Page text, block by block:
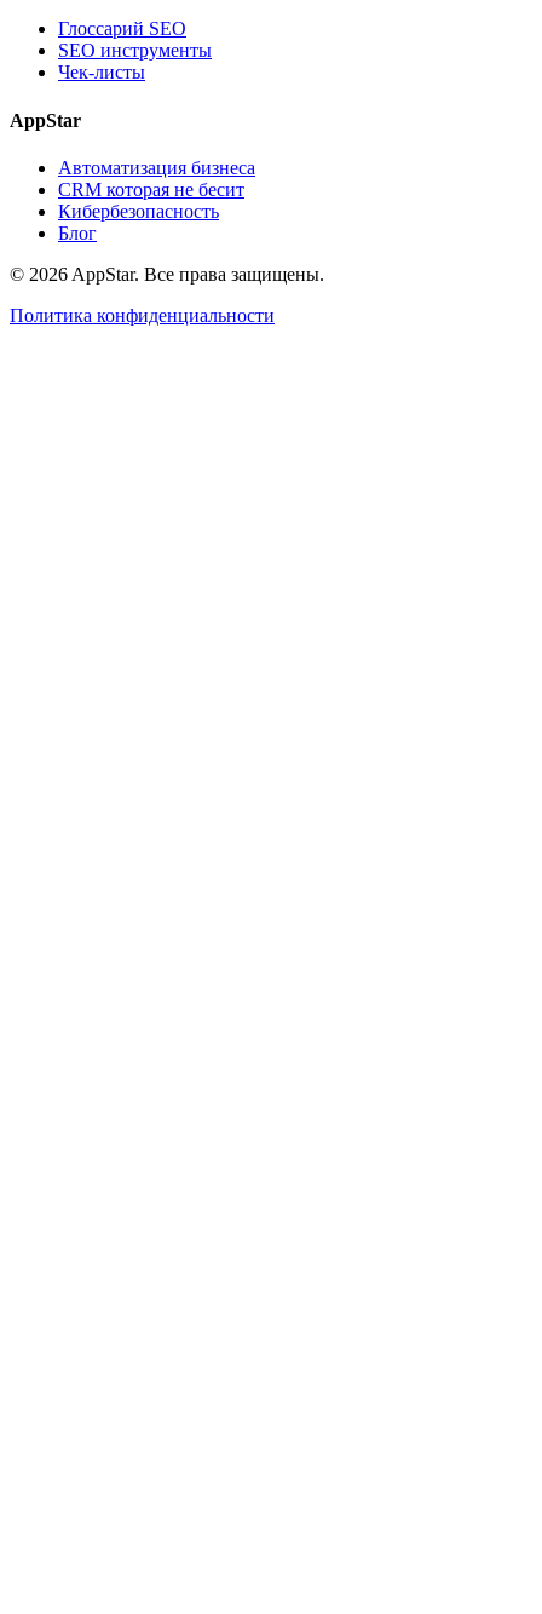
Глоссарий SEO
SEO инструменты
Чек-листы
AppStar
Автоматизация бизнеса
CRM которая не бесит
Кибербезопасность
Блог
© 2026 AppStar. Все права защищены.
Политика конфиденциальности